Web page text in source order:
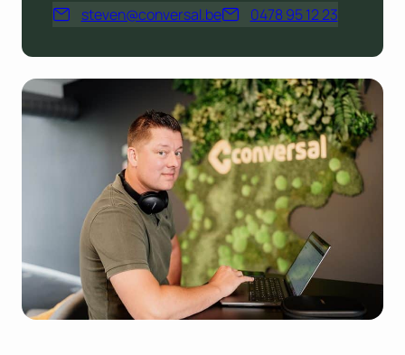
steven@conversal.be 0478 95 12 23